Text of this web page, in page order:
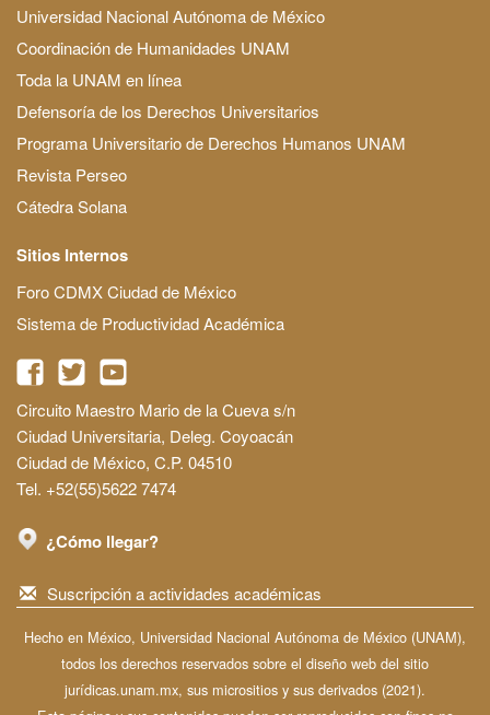
Universidad Nacional Autónoma de México
Coordinación de Humanidades UNAM
Toda la UNAM en línea
Defensoría de los Derechos Universitarios
Programa Universitario de Derechos Humanos UNAM
Revista Perseo
Cátedra Solana
Sitios Internos
Foro CDMX Ciudad de México
Sistema de Productividad Académica
Circuito Maestro Mario de la Cueva s/n
Ciudad Universitaria, Deleg. Coyoacán
Ciudad de México, C.P. 04510
Tel. +52(55)5622 7474
¿Cómo llegar?
Suscripción a actividades académicas
Hecho en México, Universidad Nacional Autónoma de México (UNAM),
todos los derechos reservados sobre el diseño web del sitio
jurídicas.unam.mx, sus micrositios y sus derivados (2021).